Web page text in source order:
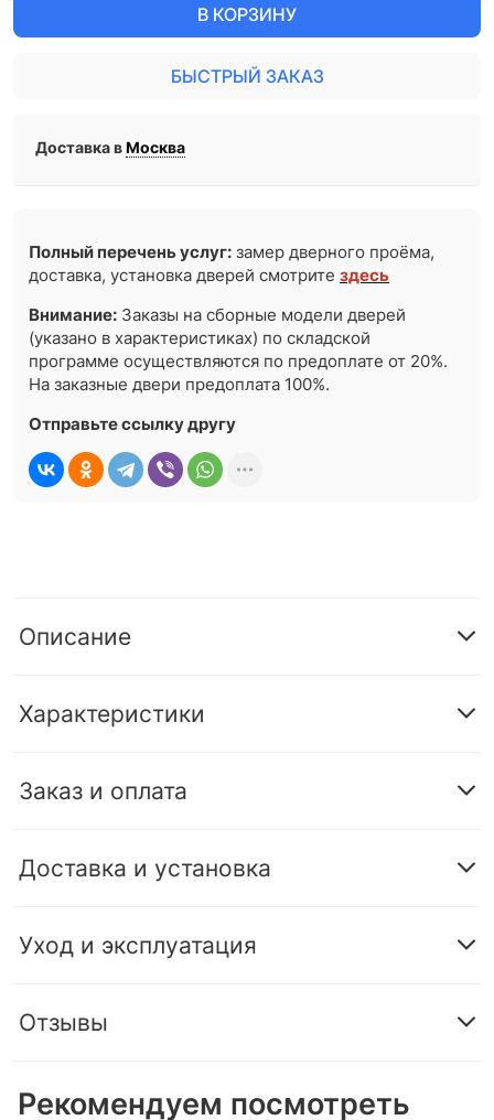
В КОРЗИНУ
БЫСТРЫЙ ЗАКАЗ
Доставка вМосква
Полный перечень услуг: замер дверного проёма,
доставка, установка дверей смотритездесь
Внимание: Заказы на сборные модели дверей
(указано в характеристиках) по складской
программе осуществляются по предоплате от 20%.
На заказные двери предоплата 100%.
Отправьте ссылку другу
Описание
Характеристики
Заказ и оплата
Доставка и установка
Уход и эксплуатация
Отзывы
Рекомендуем посмотреть